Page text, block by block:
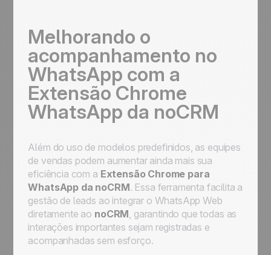
Melhorando o
acompanhamento no
WhatsApp com a
Extensão Chrome
WhatsApp da noCRM
Além do uso de modelos predefinidos, as equipes
de vendas podem aumentar ainda mais sua
eficiência com a Extensão Chrome para
WhatsApp da noCRM. Essa ferramenta facilita a
gestão de leads ao integrar o WhatsApp Web
diretamente ao noCRM, garantindo que todas as
interações importantes sejam registradas e
acompanhadas sem esforço.